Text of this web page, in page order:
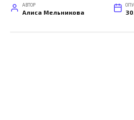
АВТОР
Алиса Мельникова